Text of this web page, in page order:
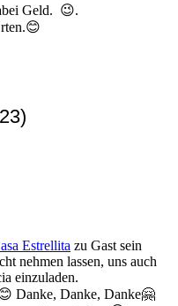
Geld. 😉.
Estrellita zu Gast sein
nehmen lassen, uns auch
einzuladen.
Danke, Danke, Danke🤗